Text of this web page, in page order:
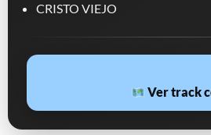
CRISTO VIEJO
Ver track